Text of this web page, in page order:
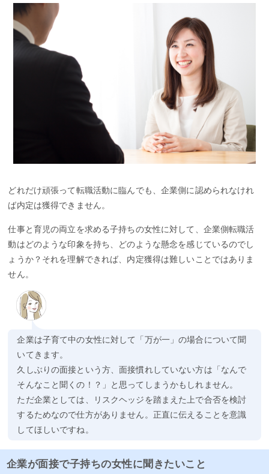
どれだけ頑張って転職活動に臨んでも、企業側に認められなけれ
ば内定は獲得できません。
仕事と育児の両立を求める子持ちの女性に対して、企業側転職活
動はどのような印象を持ち、どのような懸念を感じているのでし
ょうか？それを理解できれば、内定獲得は難しいことではありま
せん。
企業は子育て中の女性に対して「万が一」の場合について聞
いてきます。
久しぶりの面接という方、面接慣れしていない方は「なんで
そんなこと聞くの！？」と思ってしまうかもしれません。
ただ企業としては、リスクヘッジを踏まえた上で合否を検討
するためなので仕方がありません。正直に伝えることを意識
してほしいですね。
企業が面接で子持ちの女性に聞きたいこと